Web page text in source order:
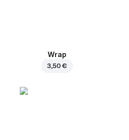
Wrap
3,50 €